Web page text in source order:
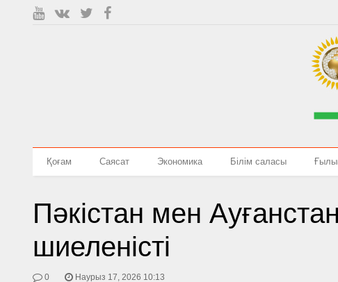
Қоғам Саясат Экономика Білім саласы
Пәкістан мен
шиеленісті
0 Наурыз 17, 2026 10:13